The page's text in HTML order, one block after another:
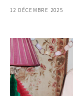
12 DÉCEMBRE 2025